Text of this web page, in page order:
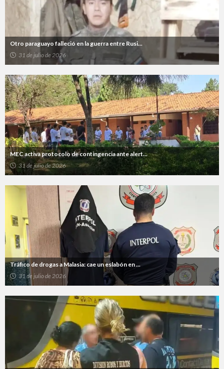
Otro paraguayo falleció en la guerra entre Rusi...
31 de julio de 2026
MEC activa protocolo de contingencia ante alert...
31 de julio de 2026
Tráfico de drogas a Malasia: cae un eslabón en ...
31 de julio de 2026